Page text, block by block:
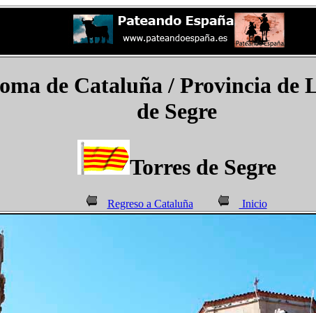
de Cataluña / Provincia de
de Segre
Torres de Segre
Regreso a Cataluña Inicio